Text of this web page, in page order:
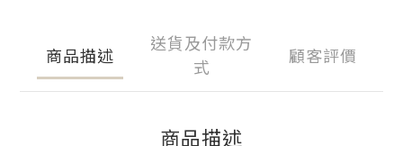
商品描述
送貨及付款方
式
顧客評價
商品描述